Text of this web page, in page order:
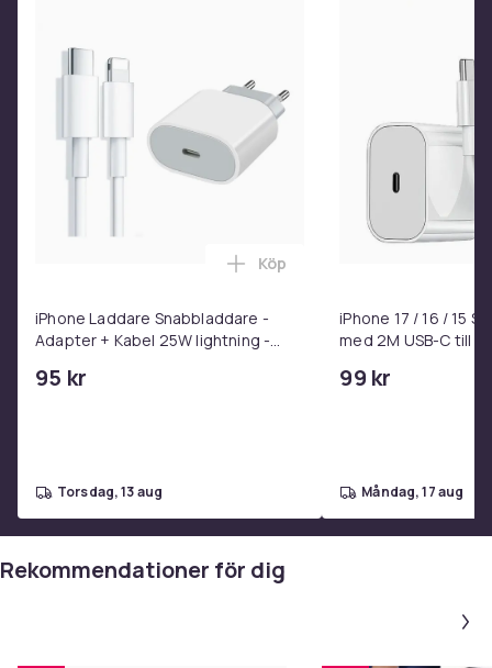
Traditionell spiralbalkkonstruktion
Bekväm flockad sovyta
Snabbutlösande 2-vägsventil för snabb uppblåsning
& tömning av luft
Innehåll: 1 luftmadrass, lagningslapp
Vikt
1.88
Artikel.nr.
iPhone Laddare Snabbladdare -
Adapter + Kabel 25W lightning -
95 kr
Lägg till iPhone Laddare
Köp
torsdag, 13 aug
iPhone 17 / 16 / 15
med 2M USB-C till
99 kr
måndag, 17 aug
Rekommendationer för dig